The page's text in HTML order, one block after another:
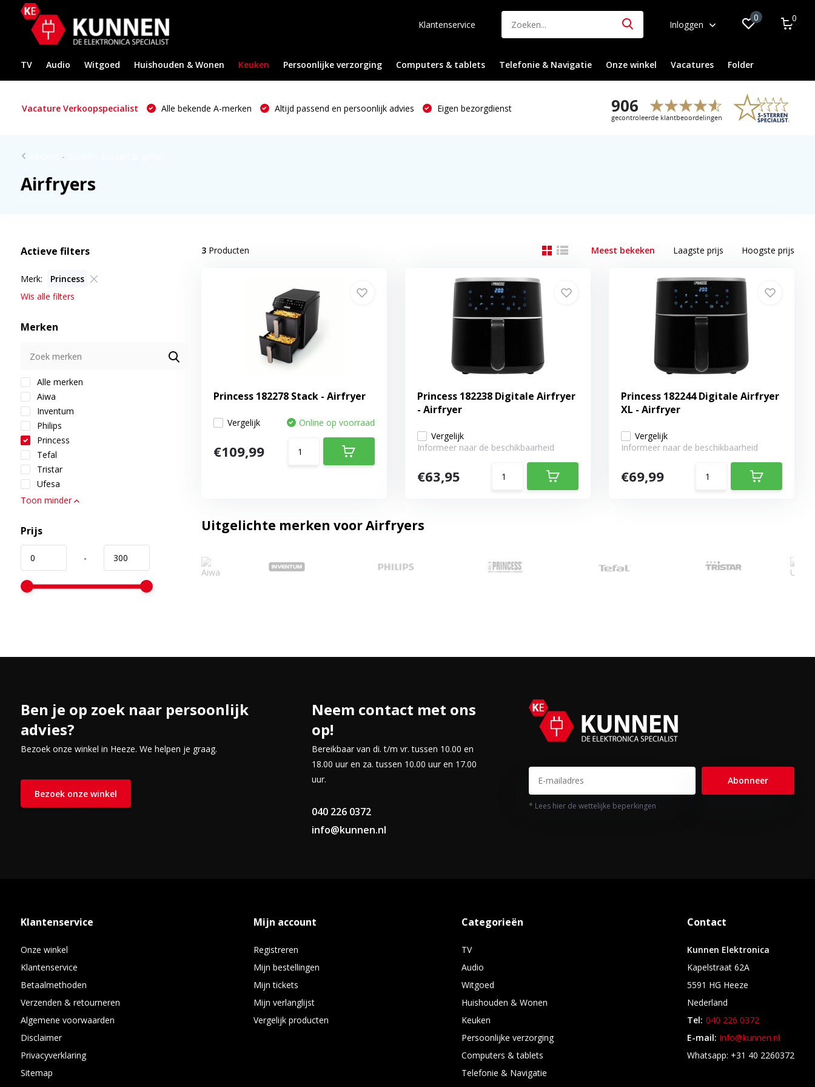
Klantenservice Inloggen
0 0
TV Audio Witgoed Huishouden & Wonen Keuken Persoonlijke verzorging Computers & tablets Telefonie & Navigatie Onze winkel Vacatures Folder
Vacature Verkoopspecialist Alle bekende A-merken Altijd passend en persoonlijk advies Eigen bezorgdienst
-
Airfryers
Actieve filters
Merk:
Princess
Wis alle filters
Merken
Alle merken
Aiwa
Inventum
Philips
Princess
Tefal
Tristar
Ufesa
Toon minder
Prijs
-
3Producten Meest bekeken Laagste prijs Hoogste prijs
Princess 182278 Stack - Airfryer
Vergelijk Online op voorraad
€109,99
Princess 182238 Digitale Airfryer
- Airfryer
Vergelijk
Informeer naar de beschikbaarheid
€63,95
Princess 182244 Digitale Airfryer
XL - Airfryer
Vergelijk
Informeer naar de beschikbaarheid
€69,99
Uitgelichte merken voor Airfryers
Ben je op zoek naar persoonlijk
advies?
Bezoek onze winkel in Heeze. We helpen je graag.
Bezoek onze winkel
Neem contact met ons
op!
Bereikbaar van di. t/m vr. tussen 10.00 en
18.00 uur en za. tussen 10.00 uur en 17.00
uur.
040 226 0372
info@kunnen.nl
Abonneer
* Lees hier de wettelijke beperkingen
Klantenservice
Onze winkel
Klantenservice
Betaalmethoden
Verzenden & retourneren
Algemene voorwaarden
Disclaimer
Privacyverklaring
Sitemap
Mijn account
Registreren
Mijn bestellingen
Mijn tickets
Mijn verlanglijst
Vergelijk producten
Categorieën
TV
Audio
Witgoed
Huishouden & Wonen
Keuken
Persoonlijke verzorging
Computers & tablets
Telefonie & Navigatie
Contact
Kunnen Elektronica
Kapelstraat 62A
5591 HG Heeze
Nederland
Tel: 040 226 0372
E-mail: info@kunnen.nl
Whatsapp: +31 40 2260372